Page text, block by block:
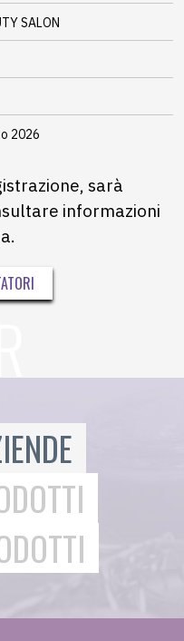
SALON
2026
sarà
informazioni